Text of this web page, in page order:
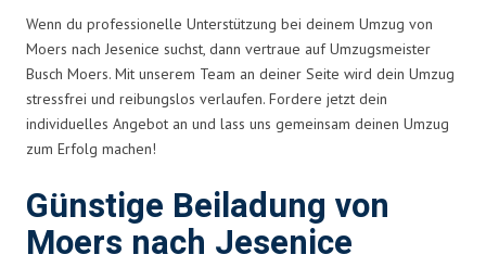
Wenn du professionelle Unterstützung bei deinem Umzug von
Moers nach Jesenice suchst, dann vertraue auf Umzugsmeister
Busch Moers. Mit unserem Team an deiner Seite wird dein Umzug
stressfrei und reibungslos verlaufen. Fordere jetzt dein
individuelles Angebot an und lass uns gemeinsam deinen Umzug
zum Erfolg machen!
Günstige Beiladung von
Moers nach Jesenice